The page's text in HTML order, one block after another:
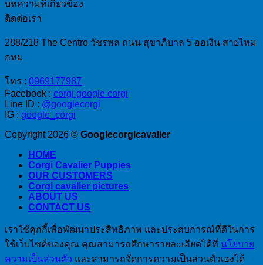
ส
ชาล
คอร์
บทความที่เกี่ยวข้อง
ติดต่อเรา
288/218 The Centro วัชรพล ถนน สุขาภิบาล 5 ออเงิน สายไหม
กทม
โทร : 0969177987
Facebook : corgi google corgi
Line ID : @googlecorgi
IG : google_corgi
Copyright 2026 © Googlecorgicavalier
HOME
Corgi Cavalier Puppies
OUR CUSTOMERS
Corgi cavalier pictures
ABOUT US
CONTACT US
เราใช้คุกกี้เพื่อพัฒนาประสิทธิภาพ และประสบการณ์ที่ดีในการ
ใช้เว็บไซต์ของคุณ คุณสามารถศึกษารายละเอียดได้ที่ นโยบาย
ความเป็นส่วนตัว และสามารถจัดการความเป็นส่วนตัวเองได้